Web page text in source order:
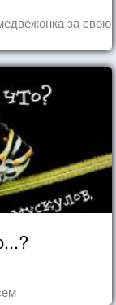
за свою